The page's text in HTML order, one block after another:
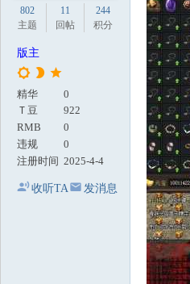
802
主题
11
回帖
244
积分
版主
精华
0
Ｔ豆
922
RMB
0
违规
0
注册时间 2025-4-4
收听TA 发消息